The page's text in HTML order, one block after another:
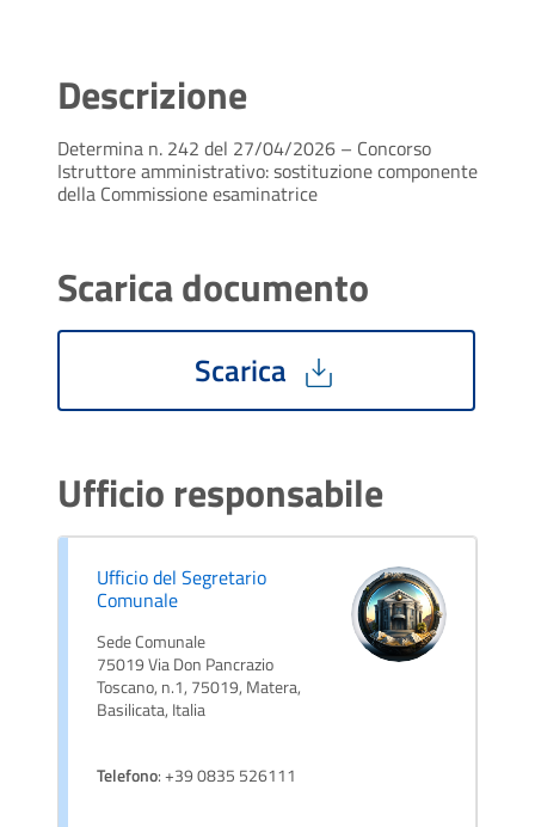
Descrizione
Determina n. 242 del 27/04/2026 – Concorso
Istruttore amministrativo: sostituzione componente
della Commissione esaminatrice
Scarica documento
Scarica
Ufficio responsabile
Ufficio del Segretario
Comunale
Sede Comunale
75019 Via Don Pancrazio
Toscano, n.1, 75019, Matera,
Basilicata, Italia
Telefono: +39 0835 526111